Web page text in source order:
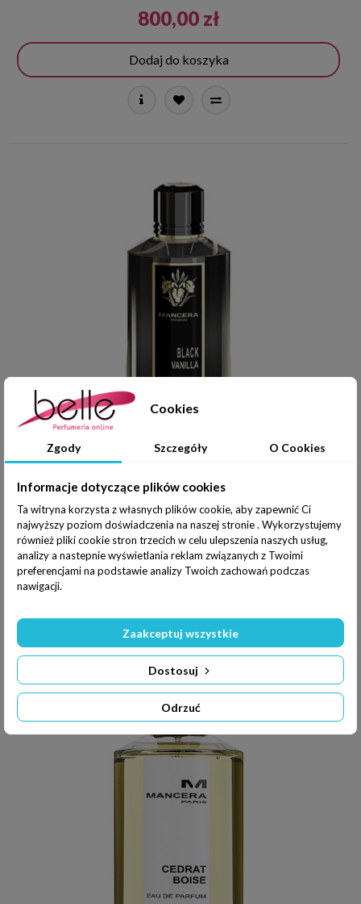
800,00 zł
Dodaj do koszyka
MANCERA BLACK VANILLA EAU DE PARFUM
800,00 zł
Dodaj do koszyka
Cookies
Zgody Szczegóły O Cookies
Informacje dotyczące plików cookies
Ta witryna korzysta z własnych plików cookie, aby zapewnić Ci
najwyższy poziom doświadczenia na naszej stronie . Wykorzystujemy
również pliki cookie stron trzecich w celu ulepszenia naszych usług,
analizy a nastepnie wyświetlania reklam związanych z Twoimi
preferencjami na podstawie analizy Twoich zachowań podczas
nawigacji.
Odrzuć
Dostosuj
Zaakceptuj wszystkie